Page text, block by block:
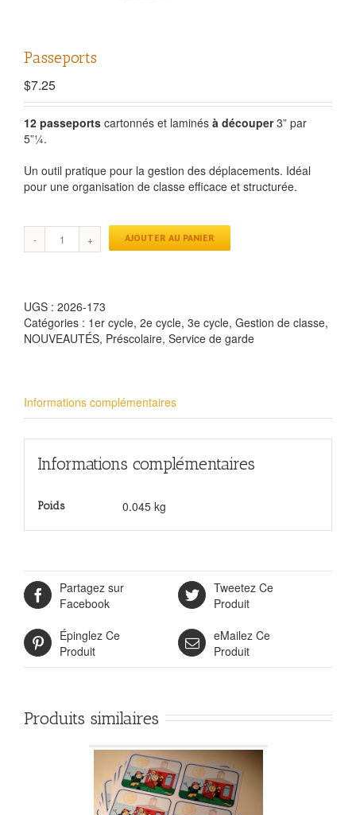
Passeports
$7.25
12 passeports cartonnés et laminés à découper3” par
5”¼.
Un outil pratique pour la gestion des déplacements. Idéal
pour une organisation de classe efficace et structurée.
AJOUTER AU PANIER
UGS : 2026-173
Catégories : 1er cycle, 2e cycle, 3e cycle, Gestion de classe,
NOUVEAUTÉS, Préscolaire, Service de garde
Informations complémentaires
Informations complémentaires
Poids 0.045 kg
Partagez sur
Facebook
Tweetez Ce
Produit
Épinglez Ce
Produit
eMailez Ce
Produit
Produits similaires